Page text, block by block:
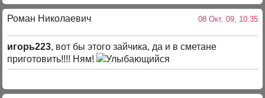
Роман Николаевич 08 Окт. 09, 10:35
игорь223, вот бы этого зайчика, да и в сметане
приготовить!!!! Ням!